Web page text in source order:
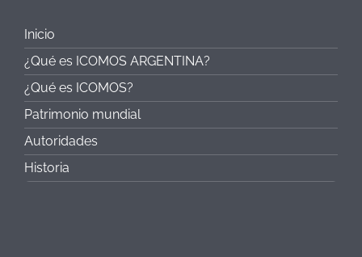
Inicio
¿Qué es ICOMOS ARGENTINA?
¿Qué es ICOMOS?
Patrimonio mundial
Autoridades
Historia